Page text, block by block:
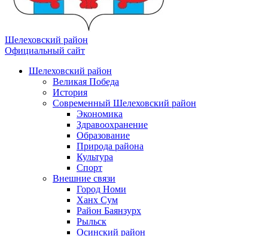
Шелеховский район
Официальный сайт
Шелеховский район
Великая Победа
История
Современный Шелеховский район
Экономика
Здравоохранение
Образование
Природа района
Культура
Спорт
Внешние связи
Город Номи
Ханх Сум
Район Баянзурх
Рыльск
Осинский район